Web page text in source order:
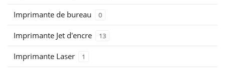
Imprimante de bureau 0
Imprimante Jet d'encre 13
Imprimante Laser 1